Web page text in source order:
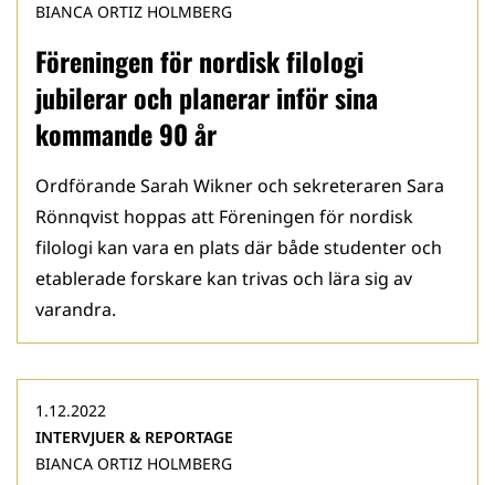
Föreningen för nordisk filologi
jubilerar och planerar inför sina
kommande 90 år
BIANCA ORTIZ HOLMBERG
Ordförande Sarah Wikner och sekreteraren Sara
Rönnqvist hoppas att Föreningen för nordisk
filologi kan vara en plats där både studenter och
etablerade forskare kan trivas och lära sig av
varandra.
1.12.2022
INTERVJUER & REPORTAGE
BIANCA ORTIZ HOLMBERG